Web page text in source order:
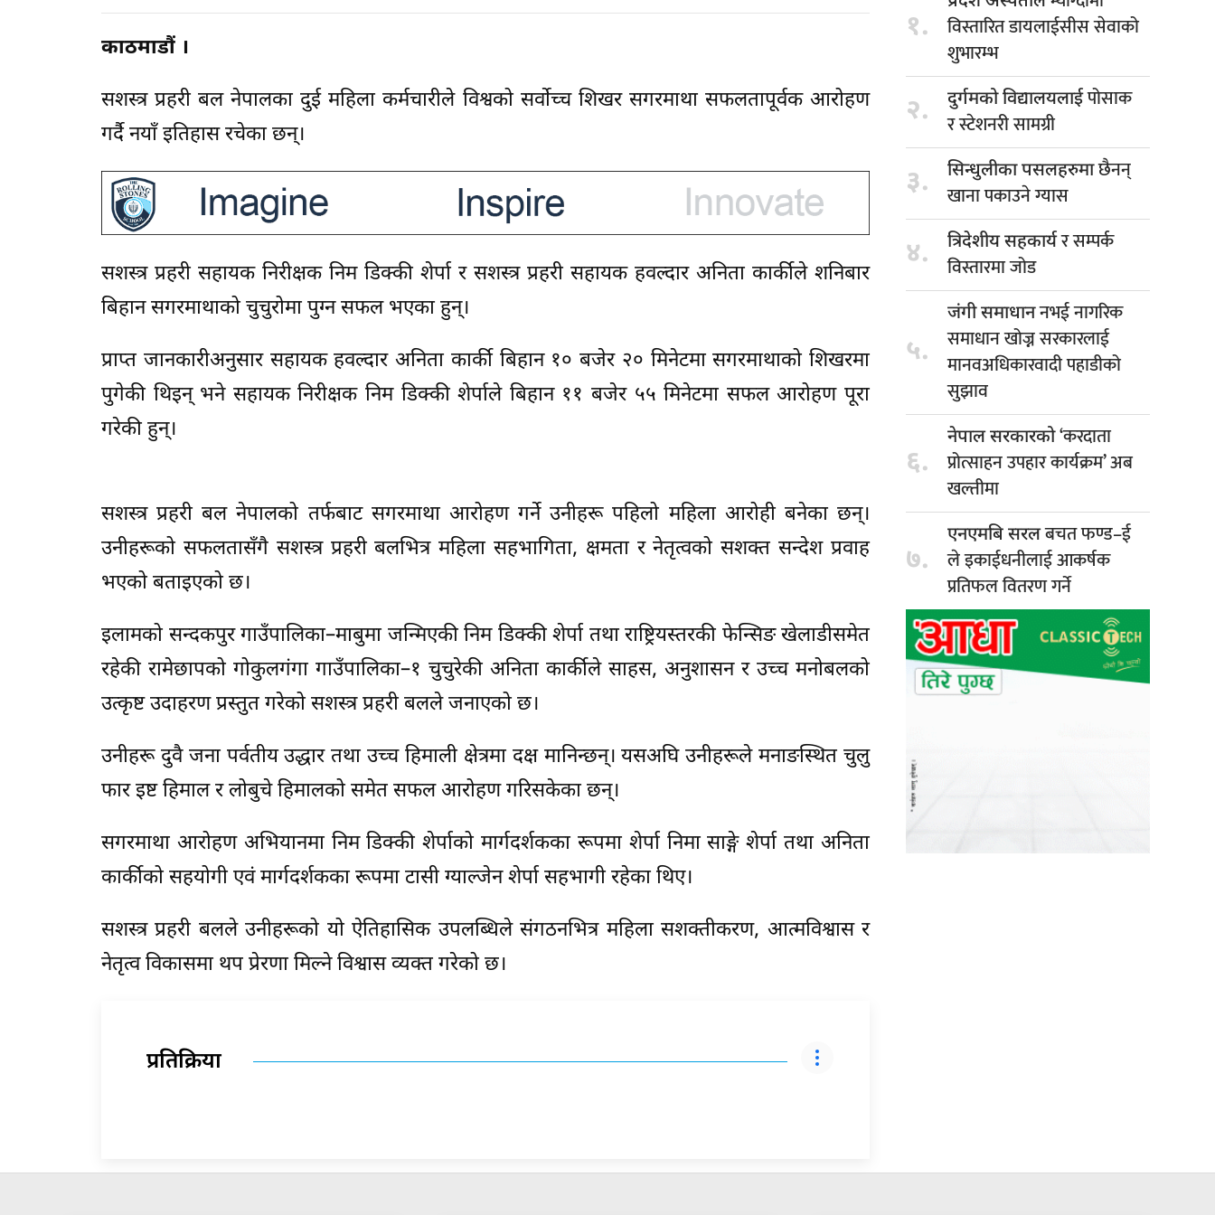
काठमाडौं ।
सशस्त्र प्रहरी बल नेपालका दुई महिला कर्मचारीले विश्वको सर्वोच्च शिखर सगरमाथा सफलतापूर्वक आरोहण
गर्दै नयाँ इतिहास रचेका छन्।
सशस्त्र प्रहरी सहायक निरीक्षक निम डिक्की शेर्पा र सशस्त्र प्रहरी सहायक हवल्दार अनिता कार्कीले शनिबार
बिहान सगरमाथाको चुचुरोमा पुग्न सफल भएका हुन्।
प्राप्त जानकारीअनुसार सहायक हवल्दार अनिता कार्की बिहान १० बजेर २० मिनेटमा सगरमाथाको शिखरमा
पुगेकी थिइन् भने सहायक निरीक्षक निम डिक्की शेर्पाले बिहान ११ बजेर ५५ मिनेटमा सफल आरोहण पूरा
गरेकी हुन्।
सशस्त्र प्रहरी बल नेपालको तर्फबाट सगरमाथा आरोहण गर्ने उनीहरू पहिलो महिला आरोही बनेका छन्।
उनीहरूको सफलतासँगै सशस्त्र प्रहरी बलभित्र महिला सहभागिता, क्षमता र नेतृत्वको सशक्त सन्देश प्रवाह
भएको बताइएको छ।
इलामको सन्दकपुर गाउँपालिका–माबुमा जन्मिएकी निम डिक्की शेर्पा तथा राष्ट्रियस्तरकी फेन्सिङ खेलाडीसमेत
रहेकी रामेछापको गोकुलगंगा गाउँपालिका–१ चुचुरेकी अनिता कार्कीले साहस, अनुशासन र उच्च मनोबलको
उत्कृष्ट उदाहरण प्रस्तुत गरेको सशस्त्र प्रहरी बलले जनाएको छ।
उनीहरू दुवै जना पर्वतीय उद्धार तथा उच्च हिमाली क्षेत्रमा दक्ष मानिन्छन्। यसअघि उनीहरूले मनाङस्थित चुलु
फार इष्ट हिमाल र लोबुचे हिमालको समेत सफल आरोहण गरिसकेका छन्।
सगरमाथा आरोहण अभियानमा निम डिक्की शेर्पाको मार्गदर्शकका रूपमा शेर्पा निमा साङ्गे शेर्पा तथा अनिता
कार्कीको सहयोगी एवं मार्गदर्शकका रूपमा टासी ग्याल्जेन शेर्पा सहभागी रहेका थिए।
सशस्त्र प्रहरी बलले उनीहरूको यो ऐतिहासिक उपलब्धिले संगठनभित्र महिला सशक्तीकरण, आत्मविश्वास र
नेतृत्व विकासमा थप प्रेरणा मिल्ने विश्वास व्यक्त गरेको छ।
प्रतिक्रिया
१.
विस्तारित डायलाईसीस सेवाको
शुभारम्भ
२. दुर्गमको विद्यालयलाईपोसाक
र स्टेशनरी सामग्री
३. सिन्धुलीका पसलहरुमाछैनन्
खाना पकाउने ग्यास
४. त्रिदेशीय सहकार्यर सम्पर्क
विस्तारमा जोड
५.
जंगी समाधाननभई नागरिक
समाधान खोज्न सरकारलाई
मानवअधिकारवादी पहाडीको
सुझाव
६.
नेपाल सरकारको‘करदाता
प्रोत्साहन उपहार कार्यक्रम’ अब
खल्तीमा
७.
एनएमबि सरलबचत फण्ड–ई
ले इकाईधनीलाई आकर्षक
प्रतिफल वितरण गर्ने